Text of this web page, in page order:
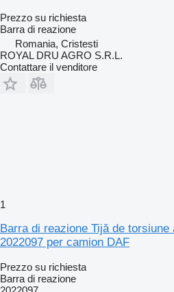
Prezzo su richiesta
Barra di reazione
Romania, Cristesti
ROYAL DRU AGRO S.R.L.
Contattare il venditore
1
Barra di reazione Tijă de
2022097 per camion DAF
Prezzo su richiesta
Barra di reazione